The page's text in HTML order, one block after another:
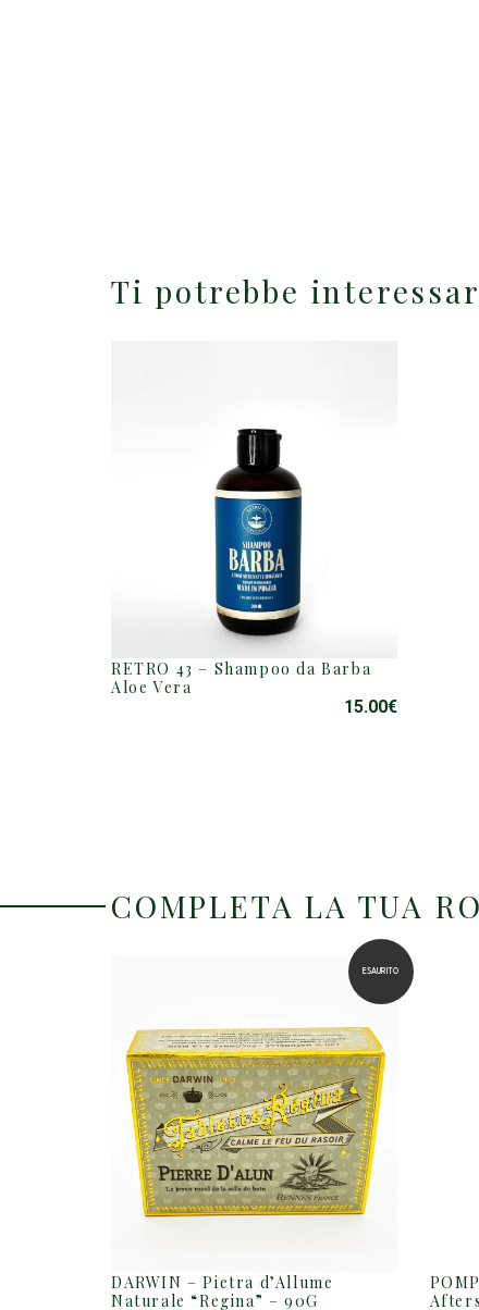
Ti potrebbe
RETRO 43 – Shampoo da Barba
Aloe Vera
15.00€
COMPLETA LA TUA
ESAURITO
DARWIN – Pietra d’Allume
Naturale “Regina” – 90G